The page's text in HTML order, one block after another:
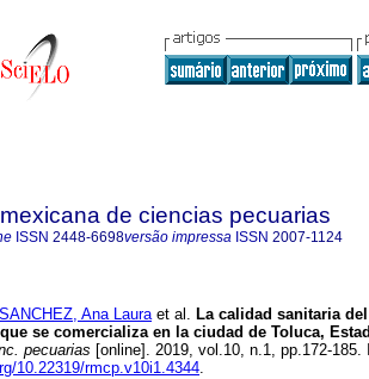
de ciencias pecuarias
ISSN 2448-6698versão impressa ISSN 2007-1124
Ana Lauraet al. La calidad sanitaria
se comercializa en la ciudad de Toluca,
pecuarias [online]. 2019, vol.10, n.1, pp.172-185.
10.22319/rmcp.v10i1.4344.